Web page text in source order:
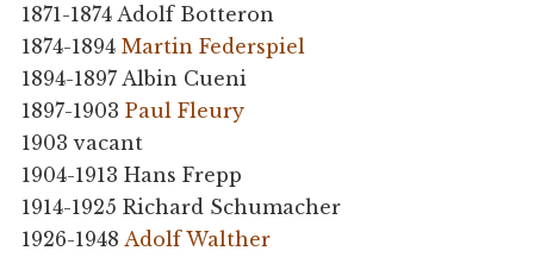
1871-1874 Adolf Botteron
1874-1894 Martin Federspiel
1894-1897 Albin Cueni
1897-1903 Paul Fleury
1903 vacant
1904-1913 Hans Frepp
1914-1925 Richard Schumacher
1926-1948 Adolf Walther